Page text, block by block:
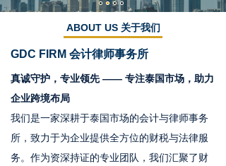
ABOUT US 关于我们
GDC FIRM 会计律师事务所
真诚守护，专业领先 —— 专注泰国市场，助力
企业跨境布局
我们是一家深耕于泰国市场的会计与律师事务
所，致力于为企业提供全方位的财税与法律服
务。作为资深持证的专业团队，我们汇聚了财